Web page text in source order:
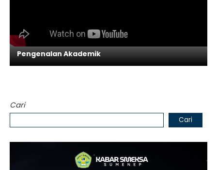
Pengenalan Akademik
Cari
Cari